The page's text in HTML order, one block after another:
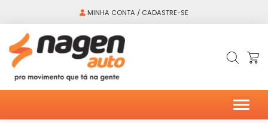
MINHA CONTA / CADASTRE-SE